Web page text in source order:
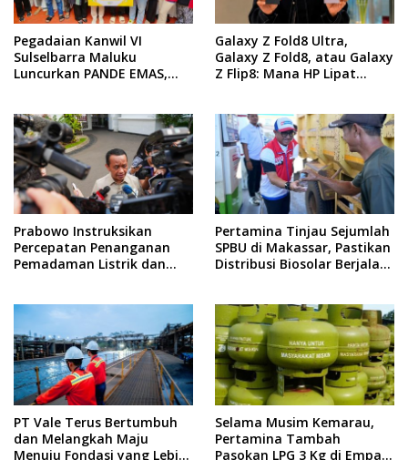
Pegadaian Kanwil VI
Sulselbarra Maluku
Luncurkan PANDE EMAS,
Galaxy Z Fold8 Ultra,
Galaxy Z Fold8, atau Galaxy
Z Flip8: Mana HP Lipat
Prabowo Instruksikan
Percepatan Penanganan
Pemadaman Listrik dan
Pertamina Tinjau Sejumlah
SPBU di Makassar, Pastikan
Distribusi Biosolar Berjalan
PT Vale Terus Bertumbuh
dan Melangkah Maju
Menuju Fondasi yang Lebih
Selama Musim Kemarau,
Pertamina Tambah
Pasokan LPG 3 Kg di Empat